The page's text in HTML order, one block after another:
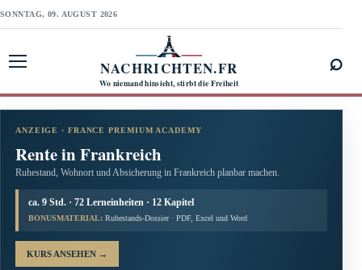
SONNTAG, 09. AUGUST 2026
NACHRICHTEN.FR
Wo niemand hinsieht, stirbt die Freiheit
⌕
ANZEIGE · FRANCE PREMIUM ACADEMY
Rente in Frankreich
Ruhestand, Wohnort und Absicherung in Frankreich planbar machen.
ca. 9 Std. · 72 Lerneinheiten · 12 Kapitel
BONUSMATERIAL: Ruhestands-Dossier · PDF, Excel und Word
KURS ANSEHEN →